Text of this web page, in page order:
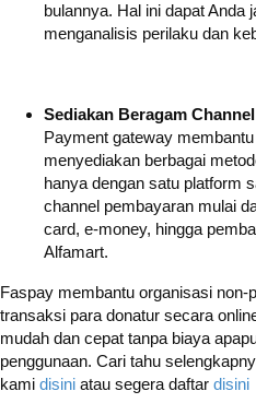
bulannya. Hal ini dapat Anda
menganalisis perilaku dan
Sediakan Beragam
Payment gateway
menyediakan berbagai
hanya dengan satu platform
channel pembayaran mulai
card, e-money, hingga
Alfamart.
Faspay membantu organisasi
transaksi para donatur secara
mudah dan cepat tanpa biaya
penggunaan. Cari tahu
kami disini atau segera daftar disini